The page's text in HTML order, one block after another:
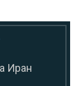
Иран